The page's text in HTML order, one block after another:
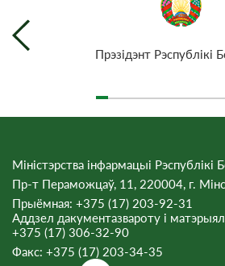
Прэзiдэнт Рэспублiкi
Міністэрства інфармацыі Рэспублікі
Пр-т Пераможцаў, 11, 220004, г.
Прыёмная: +375 (17) 203-92-31
Аддзел дакументазвароту і
+375 (17) 306-32-90
Факс: +375 (17) 203-34-35